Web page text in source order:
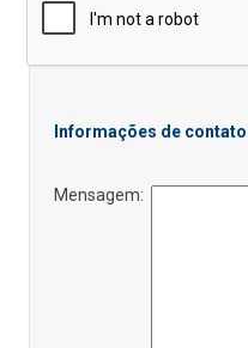
Informações de
Mensagem: